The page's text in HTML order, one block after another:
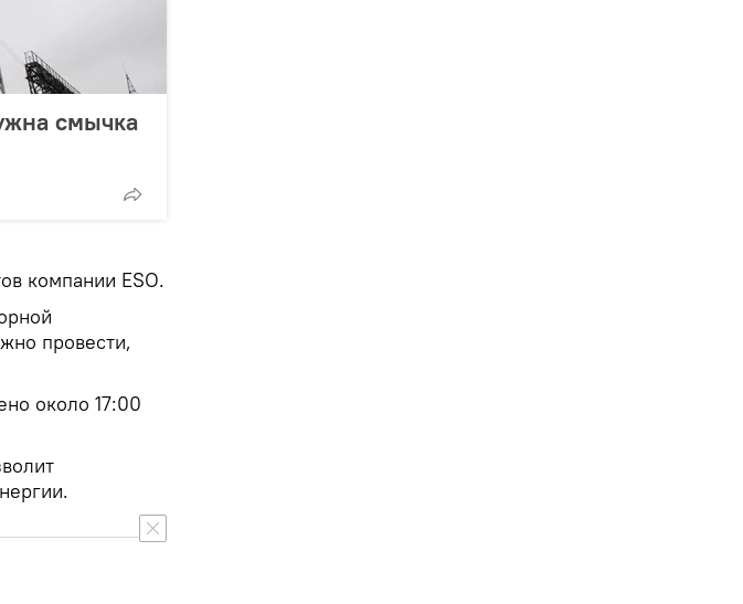
смычка
компании ESO.
провести,
около 17:00